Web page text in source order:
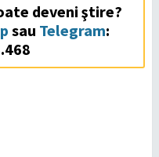
deveni ştire?
sau Telegram: